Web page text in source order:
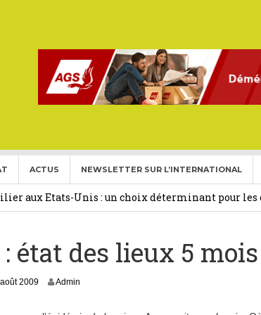
ACTUS NEWSLETTER SUR L’INTERNATIONAL
aux Etats Unis pour l’année 2026-2027. 27 février
aux Etats-Unis : un choix déterminant pour les
Expatriés 30 novembre 2025
Card)
: état des lieux 5
2009 Admin